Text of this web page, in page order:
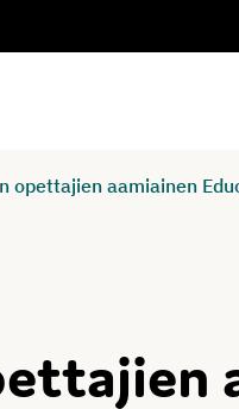
opettajien aamiainen